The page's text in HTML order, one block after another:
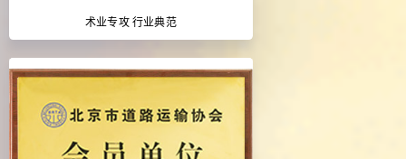
术业专攻 行业典范